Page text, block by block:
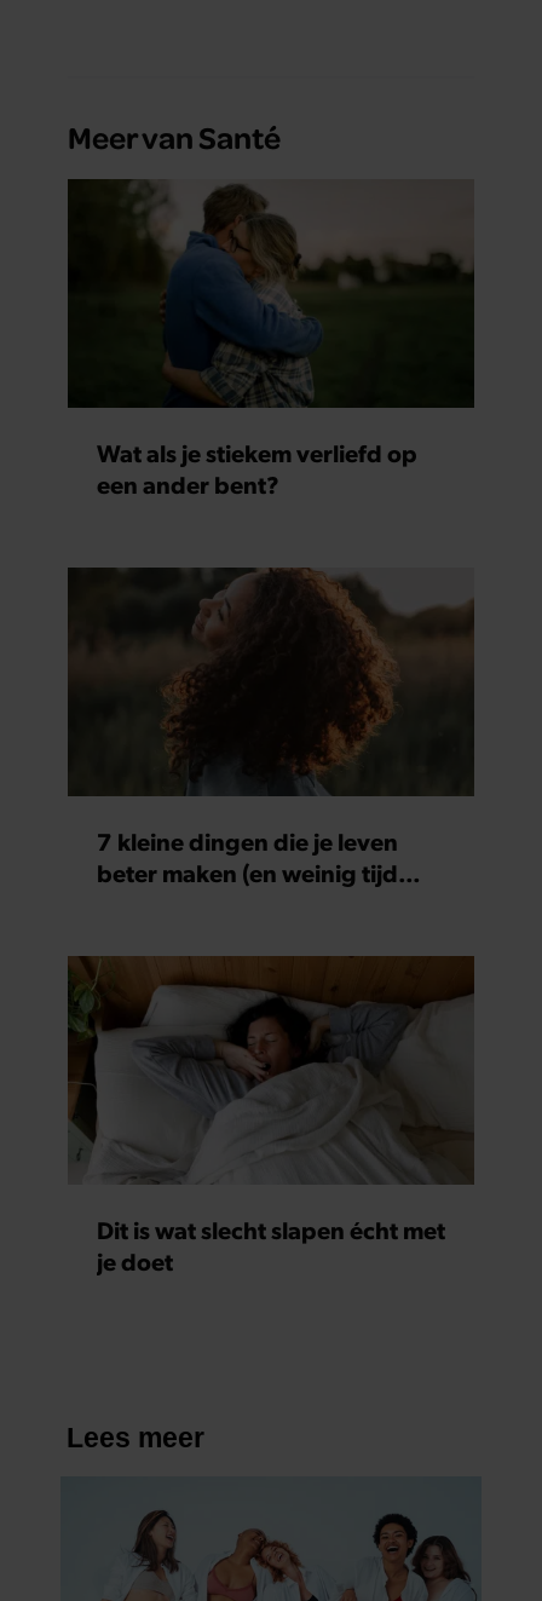
Meer van Santé
Wat als je stiekem verliefd op
een ander bent?
7 kleine dingen die je leven
beter maken (en weinig tijd
Dit is wat slecht slapen écht met
je doet